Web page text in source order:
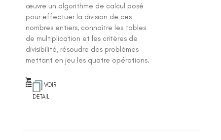
œuvre un algorithme de calcul posé
pour effectuer la division de ces
nombres entiers, connaître les tables
de multiplication et les critères de
divisibilité, résoudre des problèmes
mettant en jeu les quatre opérations.
VOIR
DETAIL